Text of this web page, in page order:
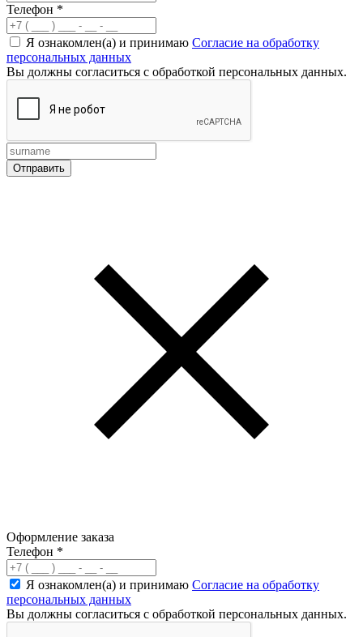
Телефон *
Я ознакомлен(а) и принимаю Согласие на обработку
персональных данных
Вы должны согласиться с обработкой персональных данных.
Оформление заказа
Телефон *
Я ознакомлен(а) и принимаю Согласие на обработку
персональных данных
Вы должны согласиться с обработкой персональных данных.